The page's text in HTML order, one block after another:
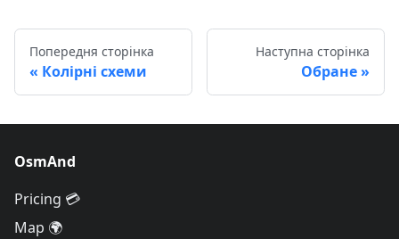
Попередня сторінка
Колірні схеми
Наступна сторінка
Обране
OsmAnd
Pricing 💳
Map 🌍